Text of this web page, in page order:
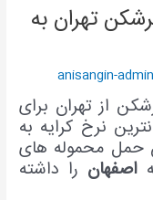
تهران به
anisangin-admin
از تهران برای
نرخ کرایه به
حمل محموله های
اصفهان را داشته